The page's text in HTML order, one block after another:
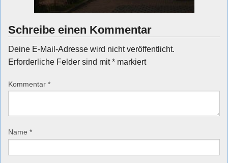
Schreibe einen Kommentar
Deine E-Mail-Adresse wird nicht veröffentlicht.
Erforderliche Felder sind mit* markiert
Kommentar *
Name *